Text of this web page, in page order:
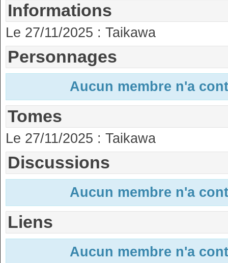
Informations
Le 27/11/2025 : Taikawa
Personnages
Aucun membre n'a
Tomes
Le 27/11/2025 : Taikawa
Discussions
Aucun membre n'a
Liens
Aucun membre n'a